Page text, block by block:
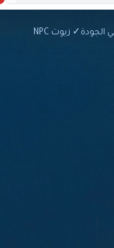
الجودة ✓ زيوت NPC